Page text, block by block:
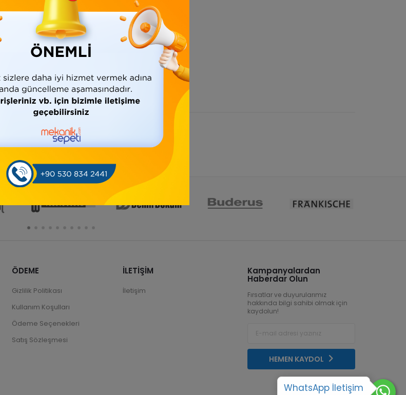
WhatsApp İletişim
Ürün Bilgisi Yorumlar (0)
Kampanyalardan
Haberdar Olun
Fırsatlar ve duyurularımız
hakkında bilgi sahibi olmak için
kaydolun!
HEMEN KAYDOL
ÖDEME
Gizlilik Politikası
Kullanım Koşulları
Ödeme Seçenekleri
Satış Sözleşmesi
İLETİŞİM
İletişim